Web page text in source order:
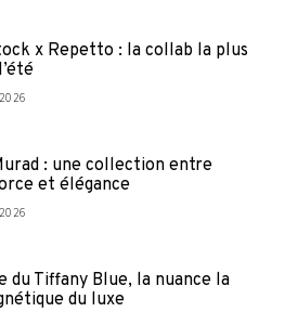
x Repetto : la collab la plus
: une collection entre
et élégance
du Tiffany Blue, la nuance la
du luxe